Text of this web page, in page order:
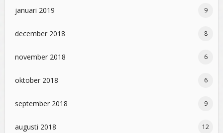
januari 2019 9
december 2018 8
november 2018 6
oktober 2018 6
september 2018 9
augusti 2018 12